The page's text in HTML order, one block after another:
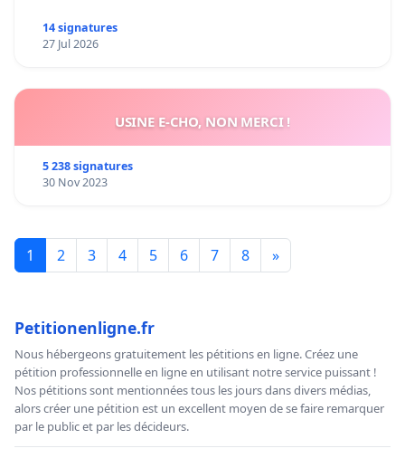
14 signatures
27 Jul 2026
USINE E-CHO, NON MERCI !
5 238 signatures
30 Nov 2023
1 2 3 4 5 6 7 8 »
Petitionenligne.fr
Nous hébergeons gratuitement les pétitions en ligne. Créez une
pétition professionnelle en ligne en utilisant notre service puissant !
Nos pétitions sont mentionnées tous les jours dans divers médias,
alors créer une pétition est un excellent moyen de se faire remarquer
par le public et par les décideurs.